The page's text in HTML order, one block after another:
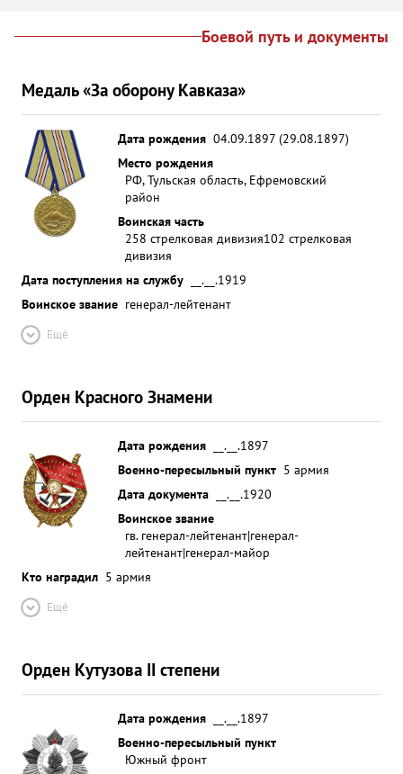
Боевой путь и документы
Медаль «За оборону Кавказа»
Дата рождения 04.09.1897 (29.08.1897)
Место рождения
РФ, Тульская область, Ефремовский
район
Воинская часть
258 стрелковая дивизия102 стрелковая
дивизия
Дата поступления на службу
__.__.1919
Воинское звание генерал-лейтенант
Ещё
Орден Красного Знамени
Дата рождения
__.__.1897
Военно-пересыльный пункт 5 армия
Дата документа
__.__.1920
Воинское звание
гв. генерал-лейтенант|генерал-
лейтенант|генерал-майор
Кто наградил 5 армия
Ещё
Орден Кутузова II степени
Дата рождения
__.__.1897
Военно-пересыльный пункт
Южный фронт